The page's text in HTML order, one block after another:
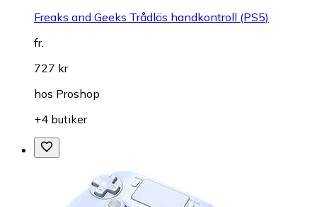
Freaks and Geeks Trådlös handkontroll (PS5)
fr.
727 kr
hos Proshop
+4 butiker